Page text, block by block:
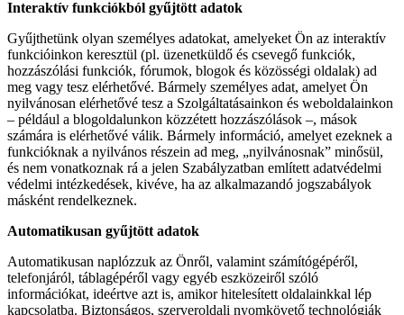
Interaktív funkciókból gyűjtött adatok
Gyűjthetünk olyan személyes adatokat, amelyeket Ön az interaktív
funkcióinkon keresztül (pl. üzenetküldő és csevegő funkciók,
hozzászólási funkciók, fórumok, blogok és közösségi oldalak) ad
meg vagy tesz elérhetővé. Bármely személyes adat, amelyet Ön
nyilvánosan elérhetővé tesz a Szolgáltatásainkon és weboldalainkon
– például a blogoldalunkon közzétett hozzászólások –, mások
számára is elérhetővé válik. Bármely információ, amelyet ezeknek a
funkcióknak a nyilvános részein ad meg, „nyilvánosnak” minősül,
és nem vonatkoznak rá a jelen Szabályzatban említett adatvédelmi
védelmi intézkedések, kivéve, ha az alkalmazandó jogszabályok
másként rendelkeznek.
Automatikusan gyűjtött adatok
Automatikusan naplózzuk az Önről, valamint számítógépéről,
telefonjáról, táblagépéről vagy egyéb eszközeiről szóló
információkat, ideértve azt is, amikor hitelesített oldalainkkal lép
kapcsolatba. Biztonságos, szerveroldali nyomkövető technológiák